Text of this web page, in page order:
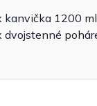
kanvička 1200
dvojstenné